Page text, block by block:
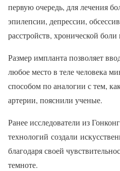
первую очередь, для лечения
эпилепсии, депрессии,
расстройств, хронической
Размер импланта позволяет
любое место в теле человека
способом по аналогии с тем,
артерии, пояснили ученые.
Ранее исследователи из
технологий создали
благодаря своей
темноте.